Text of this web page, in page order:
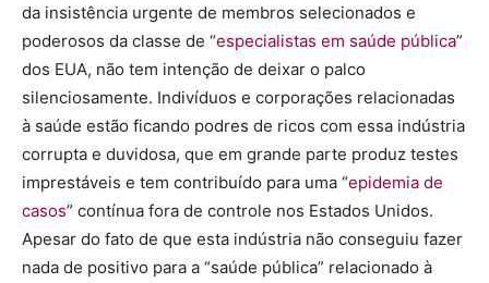
da insistência urgente de membros selecionados e
poderosos da classe de “especialistas em saúde pública”
dos EUA, não tem intenção de deixar o palco
silenciosamente. Indivíduos e corporações relacionadas
à saúde estão ficando podres de ricos com essa indústria
corrupta e duvidosa, que em grande parte produz testes
imprestáveis e tem contribuído para uma “epidemia de
casos” contínua fora de controle nos Estados Unidos.
Apesar do fato de que esta indústria não conseguiu fazer
nada de positivo para a “saúde pública” relacionado à